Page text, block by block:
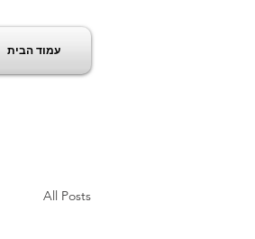
עמוד הבית
All Posts